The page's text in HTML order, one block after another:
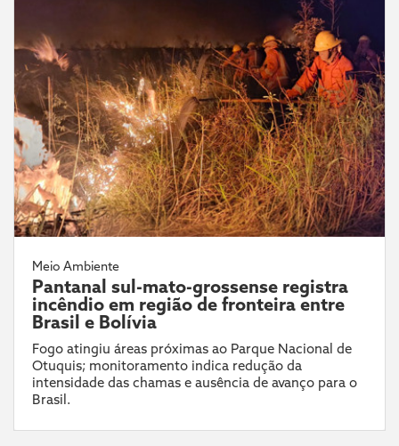
Meio Ambiente
Pantanal sul-mato-grossense registra
incêndio em região de fronteira entre
Brasil e Bolívia
Fogo atingiu áreas próximas ao Parque Nacional de
Otuquis; monitoramento indica redução da
intensidade das chamas e ausência de avanço para o
Brasil.